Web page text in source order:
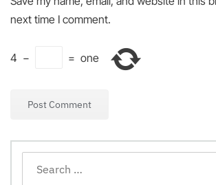
next time I comment.
4 − = one
for: